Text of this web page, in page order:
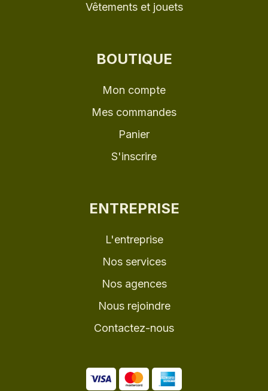
Vêtements et jouets
BOUTIQUE
Mon compte
Mes commandes
Panier
S'inscrire
ENTREPRISE
L'entreprise
Nos services
Nos agences
Nous rejoindre
Contactez-nous